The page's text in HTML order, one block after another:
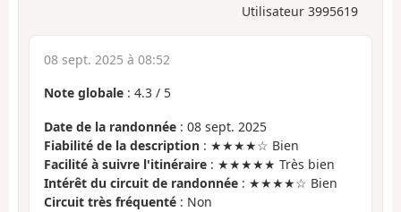
Utilisateur 3995619
08 sept. 2025 à 08:52
Note globale : 4.3 / 5
Date de la randonnée : 08 sept. 2025
Fiabilité de la description : ★★★★☆ Bien
Facilité à suivre l'itinéraire : ★★★★★ Très bien
Intérêt du circuit de randonnée : ★★★★☆ Bien
Circuit très fréquenté : Non